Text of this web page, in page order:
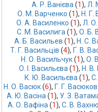
А. Р. Ванієва (1), Л.
О. М. Варченко (1), Н. Г.
О. А. Василенко (1), Л.
С. М. Василига (1), О. Б.
А. Б. Васильев (1), Н. С.
Т. Г. Васильців (4), Г. В.
Н. О. Васильчук (1), О.
О. І. Васильєва (1), Н. В.
К. Ю. Васильєва (1),
Н. О. Васюк (6), Г. Г. Васюков
А. Ю. Васіна (1), У. З.
А. О. Вафіна (1), С. В.